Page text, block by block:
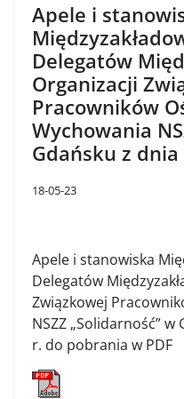
Apele i
Delegatów
Organizacji
Pracowników
Wychowania
Gdańsku z
18-05-23
Apele i stanowiska
Delegatów
Związkowej
NSZZ „Solidarność”
r. do pobrania w PDF